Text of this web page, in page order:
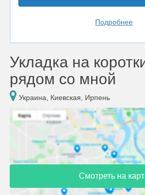
Подробнее
Укладка на
рядом со мной
Украина, Киевская, Ирпень
Смотреть на